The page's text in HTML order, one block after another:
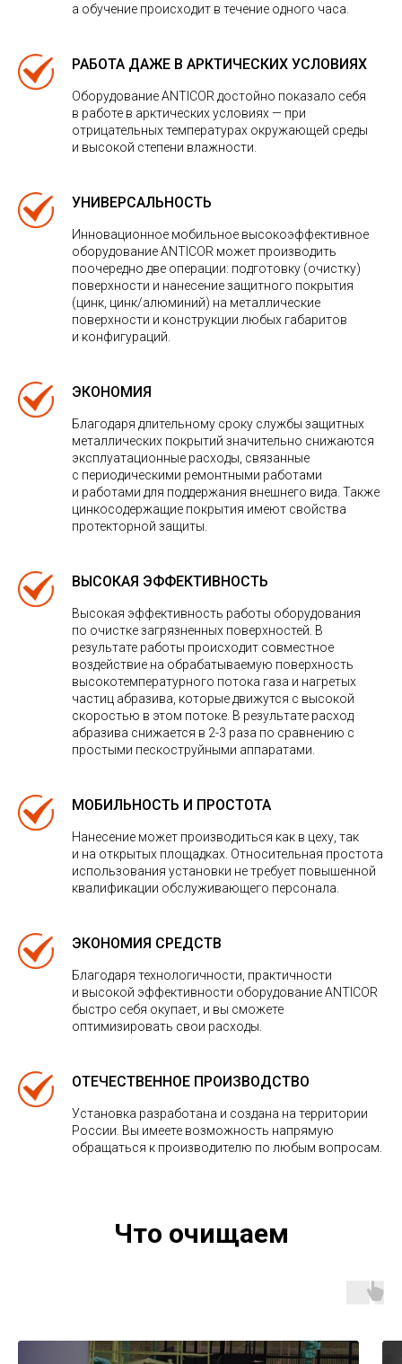
а обучение происходит в течение одного часа.
РАБОТА ДАЖЕ В АРКТИЧЕСКИХ УСЛОВИЯХ
Оборудование ANTICOR достойно показало себя
в работе в арктических условиях — при
отрицательных температурах окружающей среды
и высокой степени влажности.
УНИВЕРСАЛЬНОСТЬ
Инновационное мобильное высокоэффективное
оборудование ANTICOR может производить
поочередно две операции: подготовку (очистку)
поверхности и нанесение защитного покрытия
(цинк, цинк/алюминий) на металлические
поверхности и конструкции любых габаритов
и конфигураций.
ЭКОНОМИЯ
Благодаря длительному сроку службы защитных
металлических покрытий значительно снижаются
эксплуатационные расходы, связанные
с периодическими ремонтными работами
и работами для поддержания внешнего вида. Также
цинкосодержащие покрытия имеют свойства
протекторной защиты.
ВЫСОКАЯ ЭФФЕКТИВНОСТЬ
Высокая эффективность работы оборудования
по очистке загрязненных поверхностей. В
результате работы происходит совместное
воздействие на обрабатываемую поверхность
высокотемпературного потока газа и нагретых
частиц абразива, которые движутся с высокой
скоростью в этом потоке. В результате расход
абразива снижается в 2-3 раза по сравнению с
простыми пескоструйными аппаратами.
МОБИЛЬНОСТЬ И ПРОСТОТА
Нанесение может производиться как в цеху, так
и на открытых площадках. Относительная простота
использования установки не требует повышенной
квалификации обслуживающего персонала.
ЭКОНОМИЯ СРЕДСТВ
Благодаря технологичности, практичности
и высокой эффективности оборудование ANTICOR
быстро себя окупает, и вы сможете
оптимизировать свои расходы.
ОТЕЧЕСТВЕННОЕ ПРОИЗВОДСТВО
Установка разработана и создана на территории
России. Вы имеете возможность напрямую
обращаться к производителю по любым вопросам.
Что очищаем